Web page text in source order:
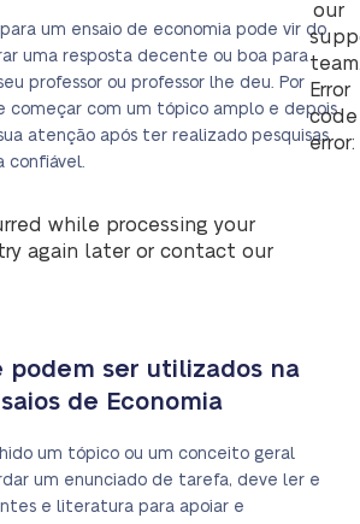
our
Error
code
error:
um ensaio de economia pode vir do
uma resposta decente ou boa para
professor ou professor lhe deu. Por
começar com um tópico amplo e depois
atenção após ter realizado pesquisas
confiável.
while processing your
again later or contact our
podem ser utilizados na
de Economia
um tópico ou um conceito geral
um enunciado de tarefa, deve ler e
e literatura para apoiar e